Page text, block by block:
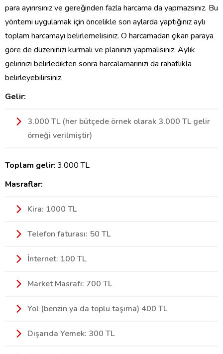
para ayırırsınız ve gereğinden fazla harcama da yapmazsınız. Bu
yöntemi uygulamak için öncelikle son aylarda yaptığınız aylı
toplam harcamayı belirlemelisiniz. O harcamadan çıkan paraya
göre de düzeninizi kurmalı ve planınızı yapmalısınız. Aylık
gelirinizi belirledikten sonra harcalamarınızı da rahatlıkla
belirleyebilirsiniz.
Gelir:
3.000 TL (her bütçede örnek olarak 3.000 TL gelir
örneği verilmiştir)
Toplam gelir: 3.000 TL
Masraflar:
Kira: 1000 TL
Telefon faturası: 50 TL
İnternet: 100 TL
Market Masrafı: 700 TL
Yol (benzin ya da toplu taşıma) 400 TL
Dışarıda Yemek: 300 TL